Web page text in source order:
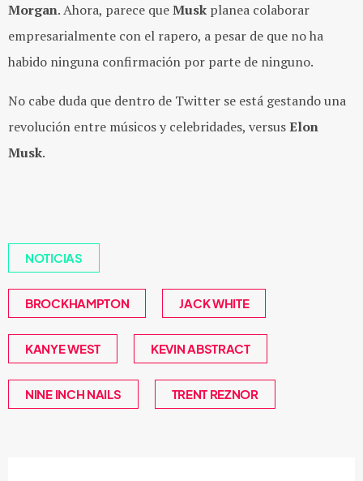
Morgan. Ahora, parece queMusk planea colaborar
empresarialmente con el rapero, a pesar de que no ha
habido ninguna confirmación por parte de ninguno.
No cabe duda que dentro de Twitter se está gestando una
revolución entre músicos y celebridades, versusElon
Musk.
NOTICIAS
BROCKHAMPTON JACK WHITE
KANYE WEST KEVIN ABSTRACT
NINE INCH NAILS TRENT REZNOR